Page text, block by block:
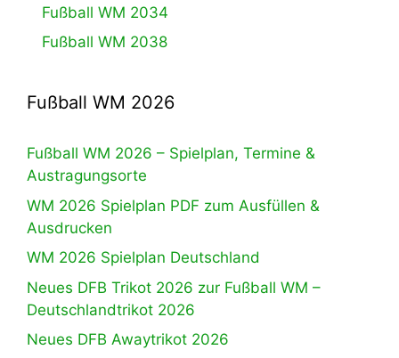
Fußball WM 2034
Fußball WM 2038
Fußball WM 2026
Fußball WM 2026 – Spielplan, Termine &
Austragungsorte
WM 2026 Spielplan PDF zum Ausfüllen &
Ausdrucken
WM 2026 Spielplan Deutschland
Neues DFB Trikot 2026 zur Fußball WM –
Deutschlandtrikot 2026
Neues DFB Awaytrikot 2026